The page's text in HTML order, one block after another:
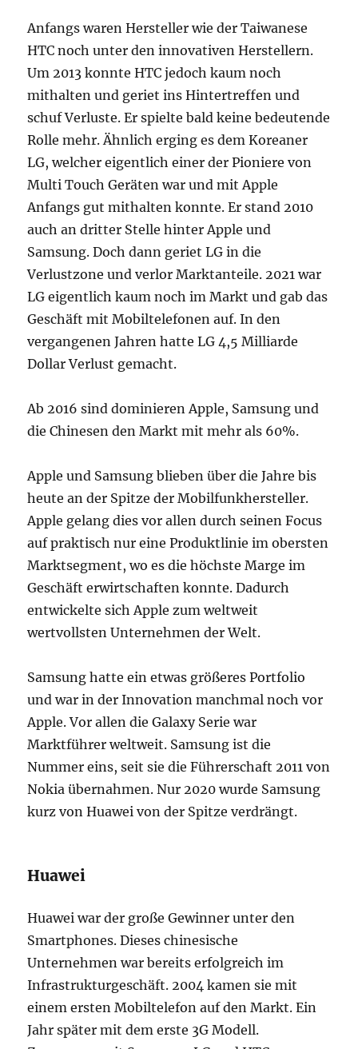
Anfangs waren Hersteller wie der Taiwanese
HTC noch unter den innovativen Herstellern.
Um 2013 konnte HTC jedoch kaum noch
mithalten und geriet ins Hintertreffen und
schuf Verluste. Er spielte bald keine bedeutende
Rolle mehr. Ähnlich erging es dem Koreaner
LG, welcher eigentlich einer der Pioniere von
Multi Touch Geräten war und mit Apple
Anfangs gut mithalten konnte. Er stand 2010
auch an dritter Stelle hinter Apple und
Samsung. Doch dann geriet LG in die
Verlustzone und verlor Marktanteile. 2021 war
LG eigentlich kaum noch im Markt und gab das
Geschäft mit Mobiltelefonen auf. In den
vergangenen Jahren hatte LG 4,5 Milliarde
Dollar Verlust gemacht.
Ab 2016 sind dominieren Apple, Samsung und
die Chinesen den Markt mit mehr als 60%.
Apple und Samsung blieben über die Jahre bis
heute an der Spitze der Mobilfunkhersteller.
Apple gelang dies vor allen durch seinen Focus
auf praktisch nur eine Produktlinie im obersten
Marktsegment, wo es die höchste Marge im
Geschäft erwirtschaften konnte. Dadurch
entwickelte sich Apple zum weltweit
wertvollsten Unternehmen der Welt.
Samsung hatte ein etwas größeres Portfolio
und war in der Innovation manchmal noch vor
Apple. Vor allen die Galaxy Serie war
Marktführer weltweit. Samsung ist die
Nummer eins, seit sie die Führerschaft 2011 von
Nokia übernahmen. Nur 2020 wurde Samsung
kurz von Huawei von der Spitze verdrängt.
Huawei
Huawei war der große Gewinner unter den
Smartphones. Dieses chinesische
Unternehmen war bereits erfolgreich im
Infrastrukturgeschäft. 2004 kamen sie mit
einem ersten Mobiltelefon auf den Markt. Ein
Jahr später mit dem erste 3G Modell.